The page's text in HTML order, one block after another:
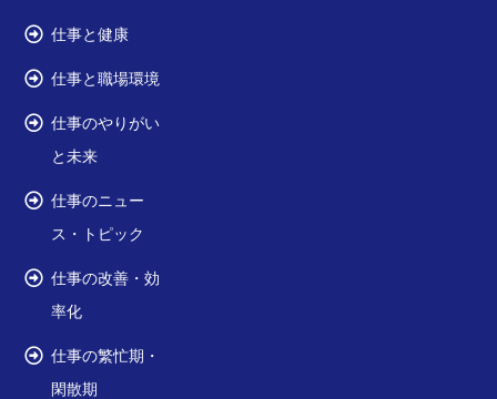
仕事と健康
仕事と職場環境
仕事のやりがい
と未来
仕事のニュー
ス・トピック
仕事の改善・効
率化
仕事の繁忙期・
閑散期